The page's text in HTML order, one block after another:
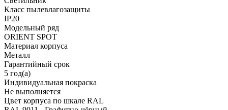
Класс пылевлагозащиты
IP20
Модельный ряд
ORIENT SPOT
Материал корпуса
Металл
Гарантийный срок
5 год(а)
Индивидуальная покраска
Не выполняется
Цвет корпуса по шкале RAL